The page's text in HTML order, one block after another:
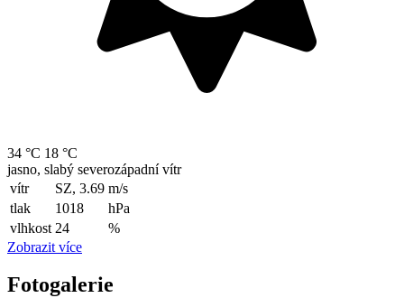
34 °C 18 °C
jasno, slabý severozápadní vítr
vítr
SZ, 3.69 m/s
tlak
1018
hPa
vlhkost 24
%
Zobrazit více
Fotogalerie